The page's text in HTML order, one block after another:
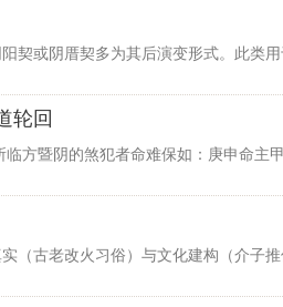
契或阴厝契多为其后演变形式。此类
轮回
方暨阴的煞犯者命难保如：庚申命主
（古老改火习俗）与文化建构（介子